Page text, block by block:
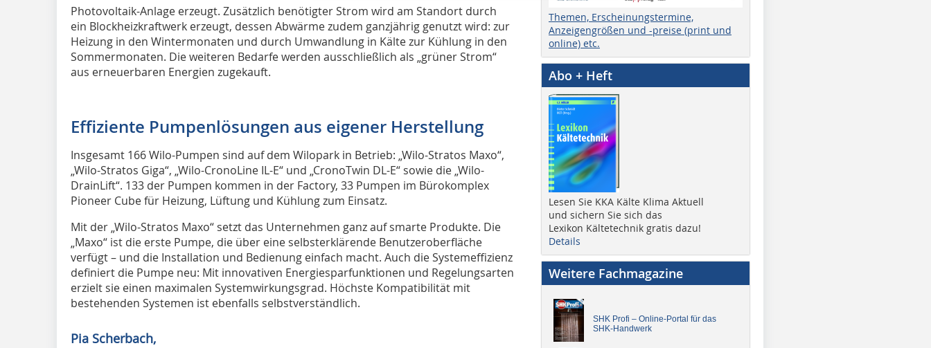
Photovoltaik-Anlage erzeugt. Zusätzlich benötigter Strom wird am Standort durch
ein Blockheizkraftwerk erzeugt, dessen Abwärme zudem ganzjährig genutzt wird: zur
Heizung in den Wintermonaten und durch Umwandlung in Kälte zur Kühlung in den
Sommermonaten. Die weiteren Bedarfe werden ausschließlich als „grüner Strom“
aus erneuerbaren Energien zugekauft.
Effiziente Pumpenlösungen aus eigener Herstellung
Insgesamt 166 Wilo-Pumpen sind auf dem Wilopark in Betrieb: „Wilo-Stratos Maxo“,
„Wilo-Stratos Giga“, „Wilo-CronoLine IL-E“ und „CronoTwin DL-E“ sowie die „Wilo-
DrainLift“. 133 der Pumpen kommen in der Factory, 33 Pumpen im Bürokomplex
Pioneer Cube für Heizung, Lüftung und Kühlung zum Einsatz.
Mit der „Wilo-Stratos Maxo“ setzt das Unternehmen ganz auf smarte Produkte. Die
„Maxo“ ist die erste Pumpe, die über eine selbsterklärende Benutzeroberfläche
verfügt – und die Installation und Bedienung einfach macht. Auch die Systemeffizienz
definiert die Pumpe neu: Mit innovativen Energiesparfunktionen und Regelungsarten
erzielt sie einen maximalen Systemwirkungsgrad. Höchste Kompatibilität mit
bestehenden Systemen ist ebenfalls selbstverständlich.
Pia Scherbach,
Themen, Erscheinungstermine,
Anzeigengrößen und -preise (print und
online) etc.
Abo + Heft
Lesen Sie KKA Kälte Klima Aktuell
und sichern Sie sich das
Lexikon Kältetechnik gratis dazu!
Details
Weitere Fachmagazine
SHK Profi – Online-Portal für das
SHK-Handwerk